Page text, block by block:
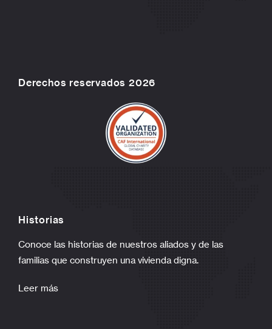
Derechos reservados 2026
Historias
Conoce las historias de nuestros aliados y de las
familias que construyen una vivienda digna.
Leer más